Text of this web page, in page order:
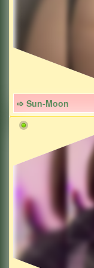
➩ Sun-Moon